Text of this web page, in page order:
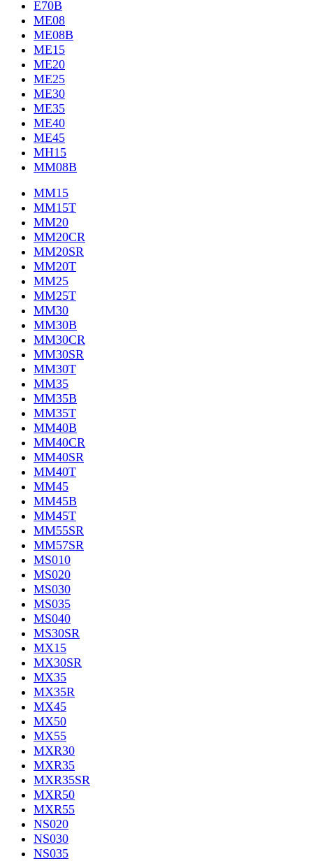
E70B
ME08
ME08B
ME15
ME20
ME25
ME30
ME35
ME40
ME45
MH15
MM08B
MM15
MM15T
MM20
MM20CR
MM20SR
MM20T
MM25
MM25T
MM30
MM30B
MM30CR
MM30SR
MM30T
MM35
MM35B
MM35T
MM40B
MM40CR
MM40SR
MM40T
MM45
MM45B
MM45T
MM55SR
MM57SR
MS010
MS020
MS030
MS035
MS040
MS30SR
MX15
MX30SR
MX35
MX35R
MX45
MX50
MX55
MXR30
MXR35
MXR35SR
MXR50
MXR55
NS020
NS030
NS035